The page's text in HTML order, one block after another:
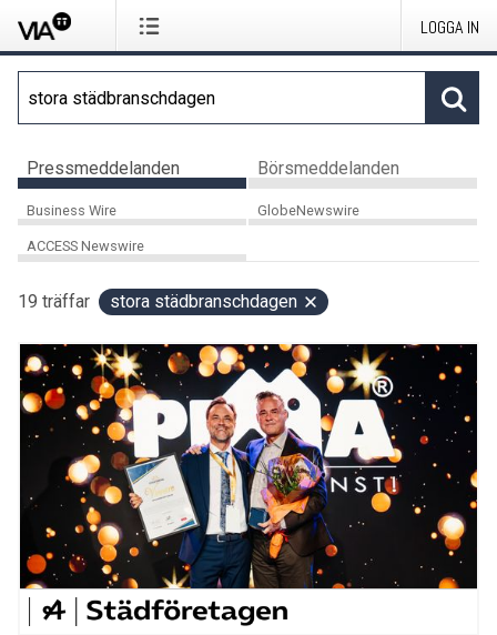
LOGGA IN
Pressmeddelanden Börsmeddelanden
Business Wire GlobeNewswire
ACCESS Newswire
19 träffar stora städbranschdagen